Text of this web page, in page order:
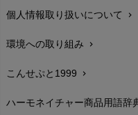
サイズ・寸法chevron_right
生地・素材chevron_right
お手入れについて
レビューを書こうchevron_right
個人情報取り扱いについて chevron_right
環境への取り組み chevron_right
こんせぷと1999 chevron_right
ハーモネイチャー商品用語辞